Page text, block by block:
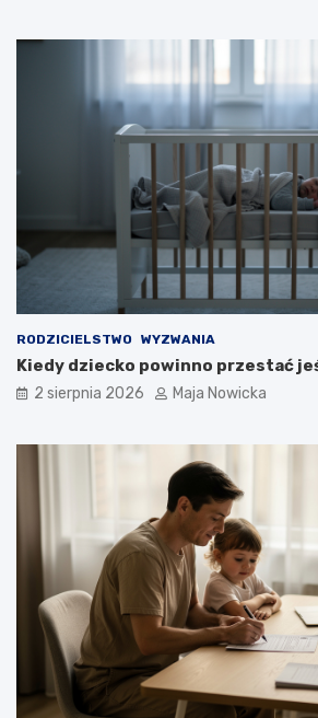
RODZICIELSTWO WYZWANIA
Kiedy dziecko powinno przestać
2 sierpnia 2026 Maja Nowicka